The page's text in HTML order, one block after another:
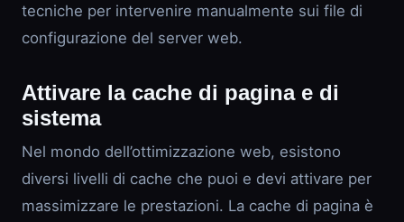
tecniche per intervenire manualmente sui file di
configurazione del server web.
Attivare la cache di pagina e di
sistema
Nel mondo dell’ottimizzazione web, esistono
diversi livelli di cache che puoi e devi attivare per
massimizzare le prestazioni. La cache di pagina è